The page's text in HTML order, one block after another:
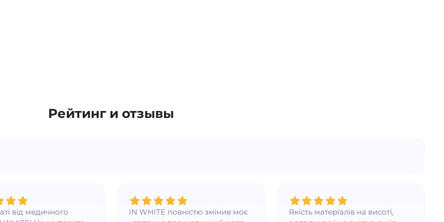
Рейтинг и отзывы
від медичного
IN WHITE повністю змінив моє
Якість матеріалів на висоті,